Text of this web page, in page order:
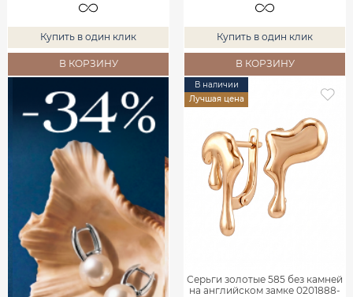
Купить в один клик
В КОРЗИНУ
Купить в один клик
В КОРЗИНУ
В наличии
Лучшая цена
Серьги золотые 585 без камней
на английском замке 0201888-